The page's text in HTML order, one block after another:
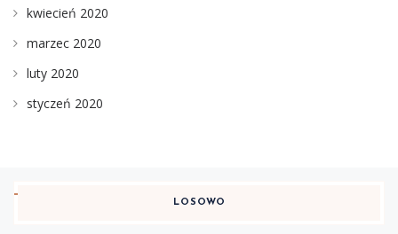
kwiecień 2020
marzec 2020
luty 2020
styczeń 2020
LOSOWO